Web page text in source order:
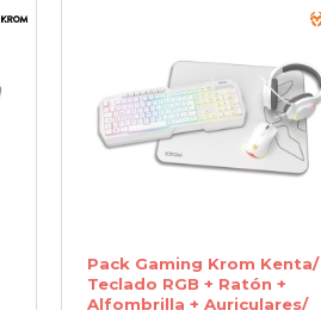
Pack Gaming Krom Kenta/
Teclado RGB + Ratón +
Alfombrilla + Auriculares/